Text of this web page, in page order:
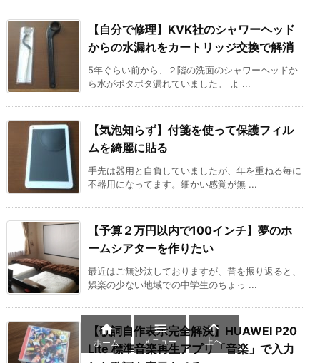
【自分で修理】KVK社のシャワーヘッド
からの水漏れをカートリッジ交換で解消
5年ぐらい前から、２階の洗面のシャワーヘッドか
ら水がポタポタ漏れていました。 よ ...
【気泡知らず】付箋を使って保護フィル
ムを綺麗に貼る
手先は器用と自負していましたが、年を重ねる毎に
不器用になってます。細かい感覚が無 ...
【予算２万円以内で100インチ】夢のホ
ームシアターを作りたい
最近はご無沙汰しておりますが、昔を振り返ると、
娯楽の少ない地域での中学生のちょっ ...
【歌詞自作表示完全解決】HUAWEI P20
Lite 標準音楽再生アプリ「音楽」で入力

ホーム

メニュー

上へ